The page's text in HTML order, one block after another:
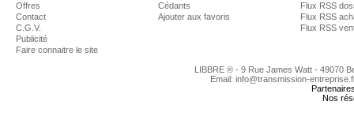
Offres
Contact
C.G.V.
Publicité
Faire connaitre le site
Cédants
Ajouter aux favoris
Flux RSS
Flux RSS
Flux RSS
LIBBRE ® - 9 Rue James Watt - 49070
Email: info@transmission-
Nos